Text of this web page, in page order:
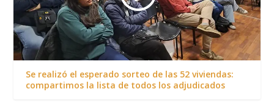
Se realizó el esperado sorteo de las 52 viviendas:
compartimos la lista de todos los adjudicados